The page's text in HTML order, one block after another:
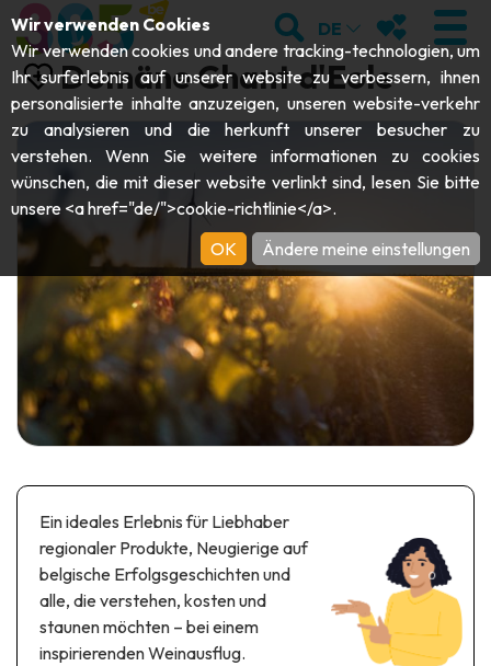
BESUCHEN
Abteien & Religiöse Monumente
Archäologie
Handwerk & Know-how
Schlösser, Zitadellen & Belfriede
Folklore & Lokale Geschichte
Geschichte
Wissenschaftsparks
Automobil- & Eisenbahnerbe
Industrie- & Technikerbe
ENTDECKEN
Höhlen
Garten, Parks & Naturstätten
Aquarien, Tierparks & Zoos
SICH BEWEGEN
Touristen-& Kreuzfahrt-Schiffe
Draisinen & Touristenzüge
Kajaks
Themen- und Freizeitpark
Unterhaltungs-& Aqua-Parks
VERANSTALTUNGEN
DIE BESTEN AKTIVITÄTEN FÜR
DIESEN SOMMER
GUIDE DOWNLOADEN
SUCHEN
DE MEINE
Domäne Chant d'Eole
Ein ideales Erlebnis für Liebhaber
regionaler Produkte, Neugierige auf
belgische Erfolgsgeschichten und
alle, die verstehen, kosten und
staunen möchten – bei einem
inspirierenden Weinausflug.
Wir verwenden Cookies
Wir verwenden cookies und andere tracking-technologien, um
Ihr surferlebnis auf unserer website zu verbessern, ihnen
personalisierte inhalte anzuzeigen, unseren website-verkehr
zu analysieren und die herkunft unserer besucher zu
verstehen. Wenn Sie weitere informationen zu cookies
wünschen, die mit dieser website verlinkt sind, lesen Sie bitte
unsere <a href="de/">cookie-richtlinie</a>.
OK
Ändere meine einstellungen